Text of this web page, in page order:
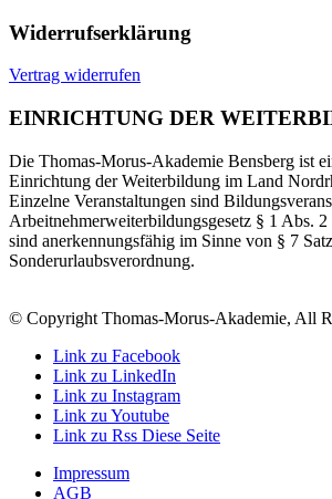
Widerrufserklärung
Vertrag widerrufen
EINRICHTUNG DER
Die Thomas-Morus-Akademie Bensberg ist
Einrichtung der Weiterbildung im Land
Einzelne Veranstaltungen sind
Arbeitnehmerweiterbildungsgesetz § 1 Abs. 2
sind anerkennungsfähig im Sinne von § 7
Sonderurlaubsverordnung.
© Copyright Thomas-Morus-Akademie, All
Link zu Facebook
Link zu LinkedIn
Link zu Instagram
Link zu Youtube
Link zu Rss Diese Seite
Impressum
AGB